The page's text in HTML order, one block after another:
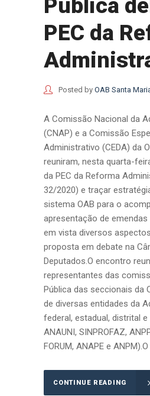
Pública
PEC da
Posted by OAB Santa
A Comissão Nacional da
(CNAP) e a Comissão
Administrativo (CEDA) da
reuniram, nesta quarta-
da PEC da Reforma
32/2020) e traçar
sistema OAB para o
apresentação de
em vista diversos
proposta em debate na
Deputados.O encontro
representantes das
Pública das seccionais da
de diversas entidades da
federal, estadual, distrital e
ANAUNI, SINPROFAZ,
FORUM, ANAPE e
CONTINUE READING